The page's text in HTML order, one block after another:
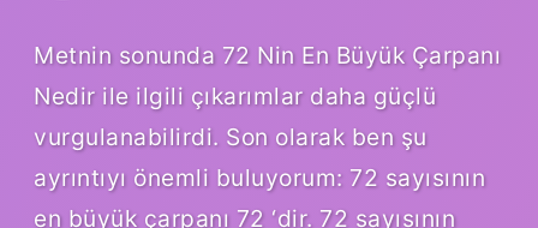
Metnin sonunda 72 Nin En Büyük Çarpanı
Nedir ile ilgili çıkarımlar daha güçlü
vurgulanabilirdi. Son olarak ben şu
ayrıntıyı önemli buluyorum: 72 sayısının
en büyük çarpanı 72 ‘dir. 72 sayısının